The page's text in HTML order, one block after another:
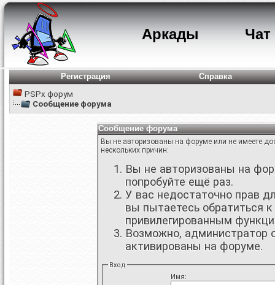
Аркады Чат
Регистрация
Справка
PSPx форум
Сообщение форума
Сообщение форума
Вы не авторизованы на форуме или не имеете
нескольких причин:
Вы не авторизованы на
попробуйте ещё раз.
У вас недостаточно прав
вы пытаетесь обратиться
привилегированным
Возможно, администратор
активированы на форуме.
Вход
Имя: